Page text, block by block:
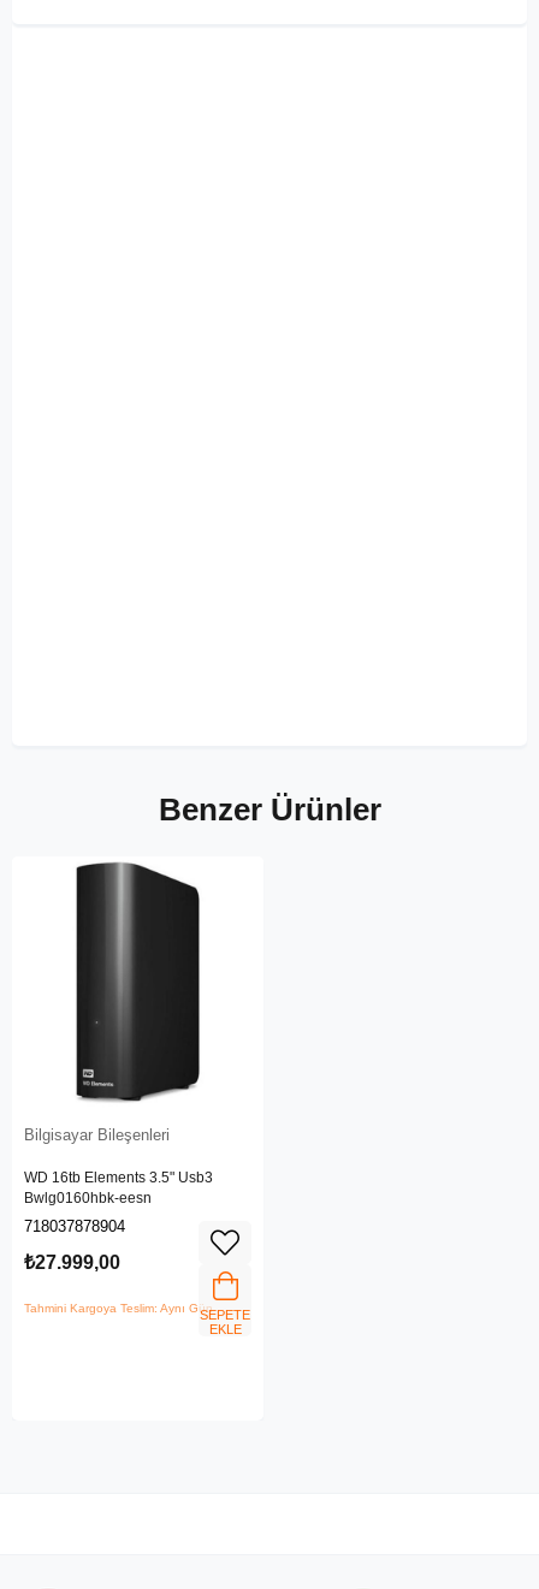
Benzer Ürünler
Bilgisayar Bileşenleri
WD 16tb Elements 3.5" Usb3
Bwlg0160hbk-eesn
718037878904
₺27.999,00
Tahmini Kargoya Teslim: Aynı GünSEPETE
EKLE